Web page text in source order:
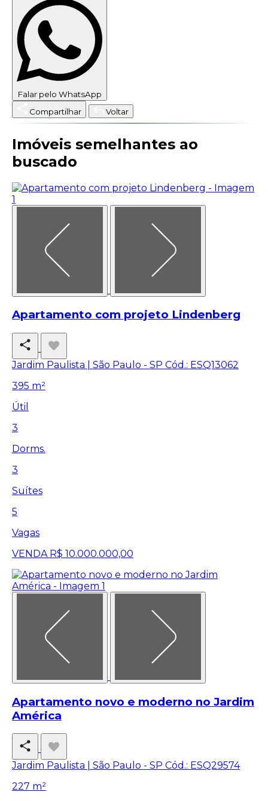
Falar pelo WhatsApp
Compartilhar
Voltar
Imóveis semelhantes ao
buscado
Apartamento com projeto Lindenberg
Jardim Paulista | São Paulo - SP Cód.: ESQ13062
395 m²
Útil
3
Dorms.
3
Suítes
5
Vagas
VENDA R$ 10.000.000,00
Apartamento novo e moderno no Jardim
América
Jardim Paulista | São Paulo - SP Cód.: ESQ29574
227 m²